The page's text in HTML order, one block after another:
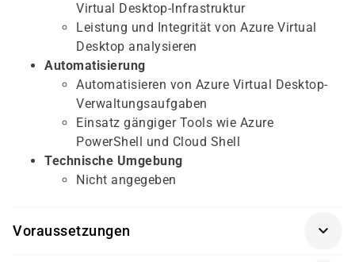
Virtual Desktop-Infrastruktur
Leistung und Integrität von Azure Virtual
Desktop analysieren
Automatisierung
Automatisieren von Azure Virtual Desktop-
Verwaltungsaufgaben
Einsatz gängiger Tools wie Azure
PowerShell und Cloud Shell
Technische Umgebung
Nicht angegeben
Voraussetzungen